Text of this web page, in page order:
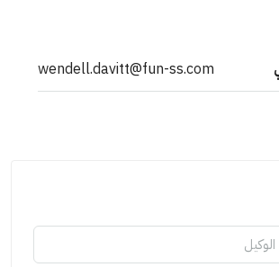
wendell.davitt@fun-ss.com